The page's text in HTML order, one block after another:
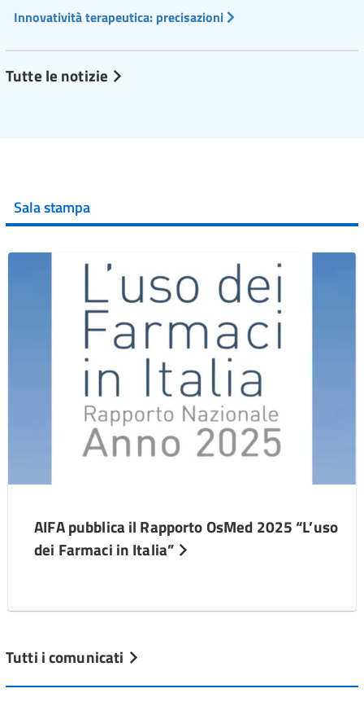
Innovatività terapeutica: precisazioni
Tutte le notizie
Sala stampa
AIFA pubblica il Rapporto OsMed 2025 “L’uso
dei Farmaci in Italia”
Tutti i comunicati